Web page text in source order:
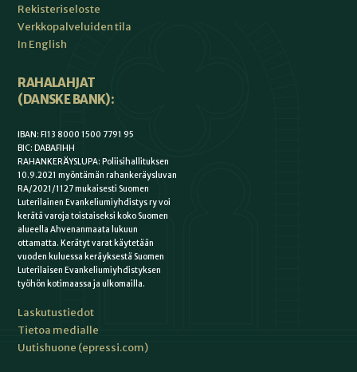
Rekisteriseloste
Verkkopalveluiden tila
In English
RAHALAHJAT
(DANSKE BANK):
IBAN: FI13 8000 1500 7791 95
BIC: DABAFIHH
RAHANKERÄYSLUPA: Poliisihallituksen
10.9.2021 myöntämän rahankeräysluvan
RA/2021/1127 mukaisesti Suomen
Luterilainen Evankeliumiyhdistys ry voi
kerätä varoja toistaiseksi koko Suomen
alueella Ahvenanmaata lukuun
ottamatta. Kerätyt varat käytetään
vuoden kuluessa keräyksestä Suomen
Luterilaisen Evankeliumiyhdistyksen
työhön kotimaassa ja ulkomailla.
Laskutustiedot
Tietoa medialle
Uutishuone (epressi.com)